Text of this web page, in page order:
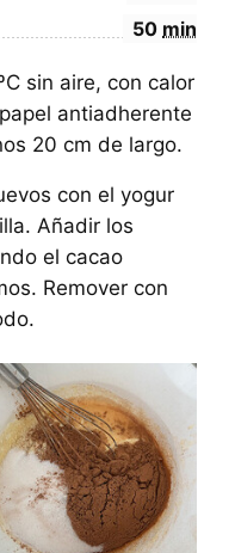
50 min
sin aire, con calor
antiadherente
20 cm de largo.
con el yogur
Añadir los
el cacao
Remover con